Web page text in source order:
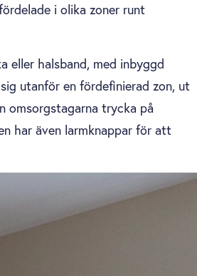
i olika zoner runt
eller halsband, med inbyggd
utanför en fördefinierad zon, ut
omsorgstagarna trycka på
har även larmknappar för att